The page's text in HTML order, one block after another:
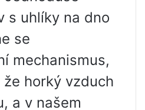
s uhlíky na dno
se
mechanismus,
horký vzduch
a v našem